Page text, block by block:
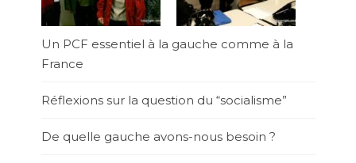
Un PCF essentiel à la gauche comme à la
France
Réflexions sur la question du “socialisme”
De quelle gauche avons-nous besoin ?